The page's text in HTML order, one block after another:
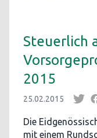
Steuerlich
2015
25.02.2015
Die
mit einem